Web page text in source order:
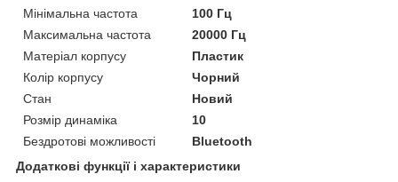
Мінімальна частота
100 Гц
Максимальна частота
20000 Гц
Матеріал корпусу
Пластик
Колір корпусу
Чорний
Стан
Новий
Розмір динаміка
10
Бездротові можливості
Bluetooth
Додаткові функції і характеристики